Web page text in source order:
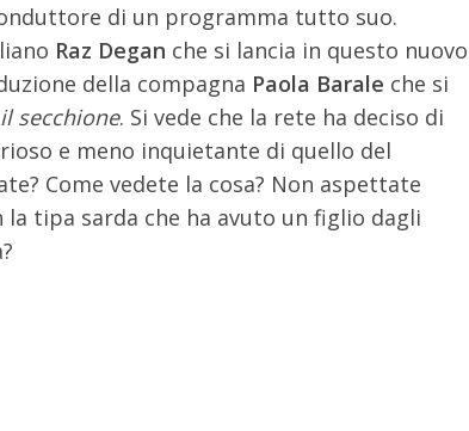
di un programma tutto suo.
Raz Degan che si lancia in questo nuovo
della compagna Paola Barale che si
secchione. Si vede che la rete ha deciso di
e meno inquietante di quello del
Come vedete la cosa? Non aspettate
la tipa sarda che ha avuto un figlio dagli